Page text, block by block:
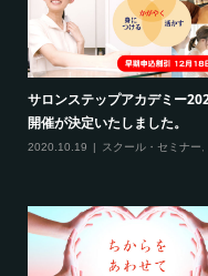
新型コロナ対策につきまして
場される方へ）
2020.02.27 スクール・セミナー